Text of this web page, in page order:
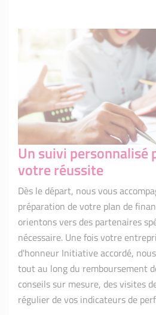
Un suivi personnalisé
votre réussite
Dès le départ, nous vous
préparation de votre plan de
orientons vers des partenaires
nécessaire. Une fois votre
d'honneur Initiative accordé,
tout au long du remboursement
conseils sur mesure, des visites
régulier de vos indicateurs de